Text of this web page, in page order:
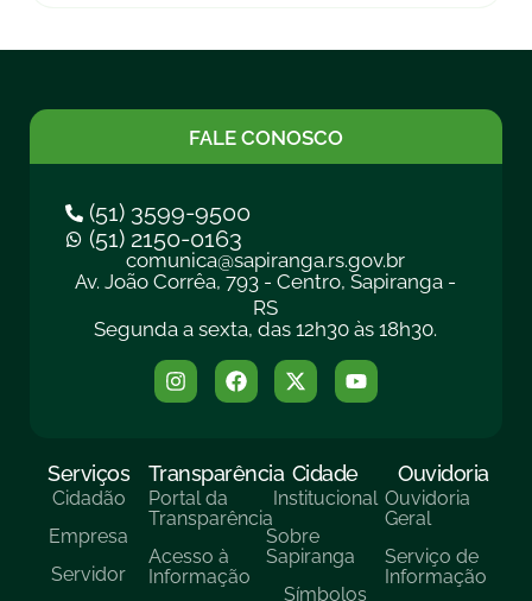
FALE CONOSCO
(51) 3599-9500
(51) 2150-0163
comunica@sapiranga.rs.gov.br
Av. João Corrêa, 793 - Centro, Sapiranga -
RS
Segunda a sexta, das 12h30 às 18h30.
Serviços
Cidadão
Empresa
Servidor
Transparência
Portal da
Transparência
Acesso à
Informação
Cidade
Institucional
Sobre
Sapiranga
Símbolos
Ouvidoria
Ouvidoria
Geral
Serviço de
Informação